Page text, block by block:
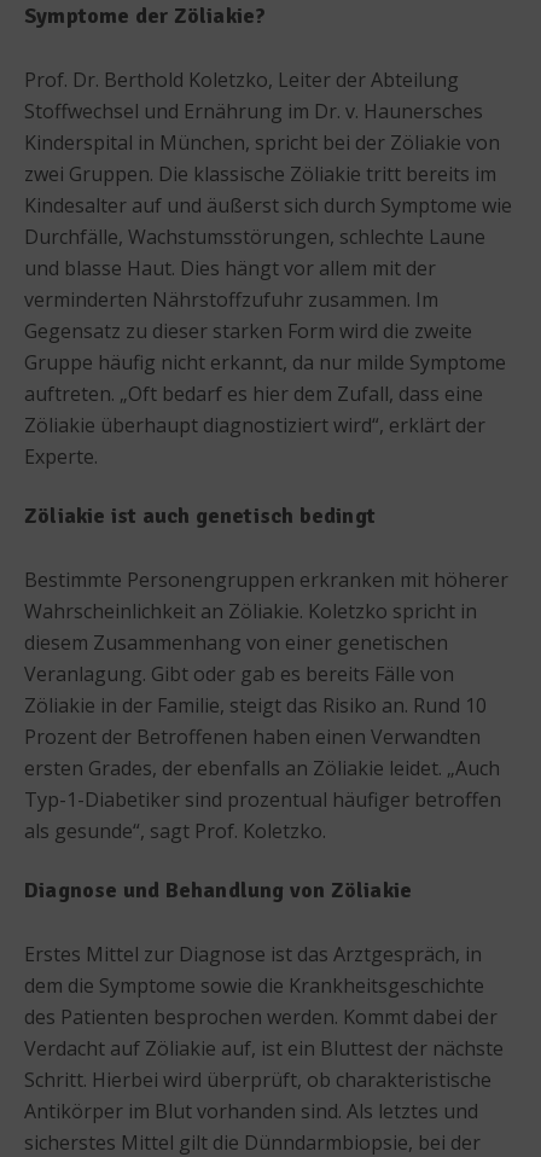
Symptome der Zöliakie?
Prof. Dr. Berthold Koletzko, Leiter der Abteilung
Stoffwechsel und Ernährung im Dr. v. Haunersches
Kinderspital in München, spricht bei der Zöliakie von
zwei Gruppen. Die klassische Zöliakie tritt bereits im
Kindesalter auf und äußerst sich durch Symptome wie
Durchfälle, Wachstumsstörungen, schlechte Laune
und blasse Haut. Dies hängt vor allem mit der
verminderten Nährstoffzufuhr zusammen. Im
Gegensatz zu dieser starken Form wird die zweite
Gruppe häufig nicht erkannt, da nur milde Symptome
auftreten. „Oft bedarf es hier dem Zufall, dass eine
Zöliakie überhaupt diagnostiziert wird“, erklärt der
Experte.
Zöliakie ist auch genetisch bedingt
Bestimmte Personengruppen erkranken mit höherer
Wahrscheinlichkeit an Zöliakie. Koletzko spricht in
diesem Zusammenhang von einer genetischen
Veranlagung. Gibt oder gab es bereits Fälle von
Zöliakie in der Familie, steigt das Risiko an. Rund 10
Prozent der Betroffenen haben einen Verwandten
ersten Grades, der ebenfalls an Zöliakie leidet. „Auch
Typ-1-Diabetiker sind prozentual häufiger betroffen
als gesunde“, sagt Prof. Koletzko.
Diagnose und Behandlung von Zöliakie
Erstes Mittel zur Diagnose ist das Arztgespräch, in
dem die Symptome sowie die Krankheitsgeschichte
des Patienten besprochen werden. Kommt dabei der
Verdacht auf Zöliakie auf, ist ein Bluttest der nächste
Schritt. Hierbei wird überprüft, ob charakteristische
Antikörper im Blut vorhanden sind. Als letztes und
sicherstes Mittel gilt die Dünndarmbiopsie, bei der